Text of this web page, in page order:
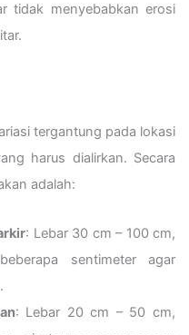
tidak menyebabkan erosi
tergantung pada lokasi
harus dialirkan. Secara
adalah:
: Lebar 30 cm – 100 cm,
sentimeter agar
: Lebar 20 cm – 50 cm,